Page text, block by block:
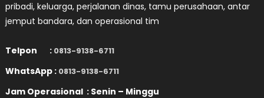
pribadi, keluarga, perjalanan dinas, tamu perusahaan, antar
jemput bandara, dan operasional tim
Telpon : 0813-9138-6711
WhatsApp : 0813-9138-6711
Jam Operasional : Senin – Minggu